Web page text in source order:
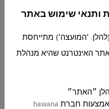
ותנאי שימוש באתר
(להלן: "המועצה") מתייחסת
האינטרנט שהיא מנהלת
״האתר״
חברת hawana